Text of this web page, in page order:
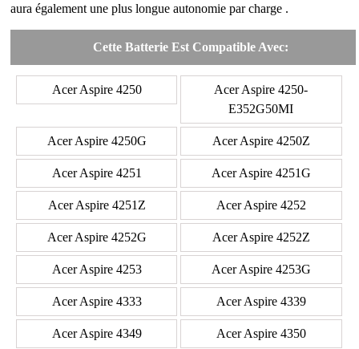
aura également une plus longue autonomie par charge .
Cette Batterie Est Compatible Avec:
Acer Aspire 4250
Acer Aspire 4250-
E352G50MI
Acer Aspire 4250G Acer Aspire 4250Z
Acer Aspire 4251 Acer Aspire 4251G
Acer Aspire 4251Z Acer Aspire 4252
Acer Aspire 4252G Acer Aspire 4252Z
Acer Aspire 4253 Acer Aspire 4253G
Acer Aspire 4333 Acer Aspire 4339
Acer Aspire 4349 Acer Aspire 4350